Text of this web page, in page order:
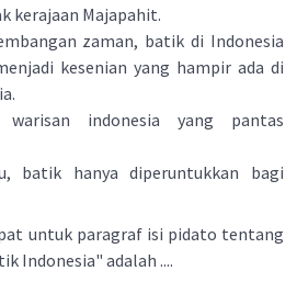
kerajaan Majapahit.
zaman, batik di Indonesia
kesenian yang hampir ada di
indonesia yang pantas
batik hanya diperuntukkan bagi
untuk paragraf isi pidato tentang
Indonesia" adalah ....